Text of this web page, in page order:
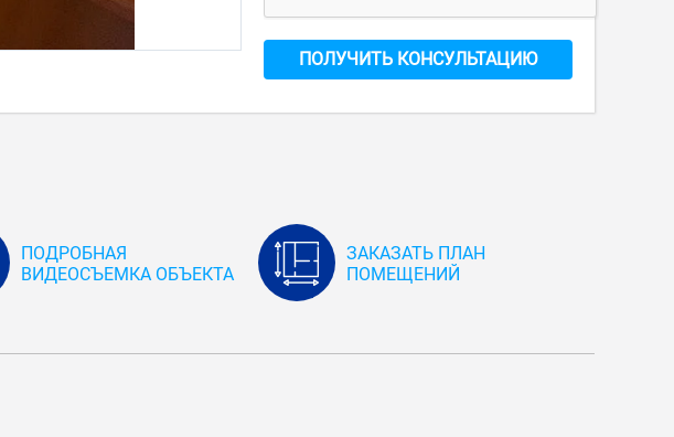
ПОЛУЧИТЬ КОНСУЛЬТАЦИЮ
ПОДРОБНАЯ
ВИДЕОСЪЕМКА ОБЪЕКТА
ЗАКАЗАТЬ ПЛАН
ПОМЕЩЕНИЙ